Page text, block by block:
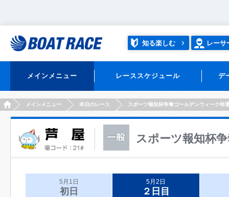
知る楽しむ レーサ
メインメニュー レーススケジュール デ
HOMEメインメニュー 本日のレース スポーツ報知杯争奪ゴールデンウィーク特
スポーツ報知杯
5月1日
初日
5月2日
２日目